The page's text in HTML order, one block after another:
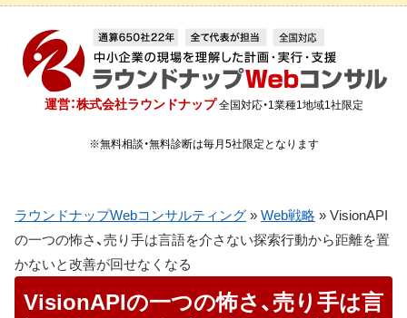
運営：株式会社ラウンドナップ 全国対応・1業種1地域1社限定
※無料相談・無料診断は毎月5社限定となります
ラウンドナップWebコンサルティング » Web戦略 » VisionAPI
の一つの怖さ、売り手は言語を介さない探索行動から距離を置
かないと改善が回せなくなる
VisionAPIの一つの怖さ、売り手は言